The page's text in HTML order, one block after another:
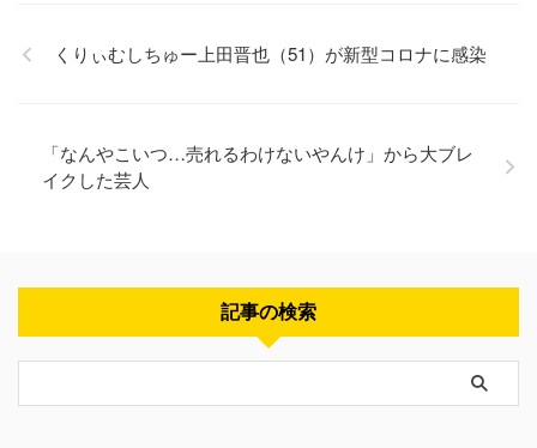
くりぃむしちゅー上田晋也（51）が新型コロナに感染
「なんやこいつ…売れるわけないやんけ」から大ブレ
イクした芸人
記事の検索